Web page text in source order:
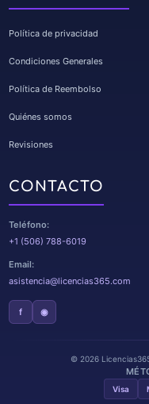
Política de privacidad
Condiciones Generales
Política de Reembolso
Quiénes somos
Revisiones
CONTACTO
Teléfono:
+1 (506) 788-6019
Email:
asistencia@licencias365.com
f ◉
© 2026
Visa